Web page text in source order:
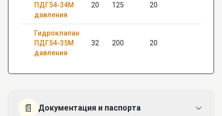
ПДГ54-34М
давления
20 125 20
Гидроклапан
ПДГ54-35М
давления
32 200 20
📄 Документация и паспорта